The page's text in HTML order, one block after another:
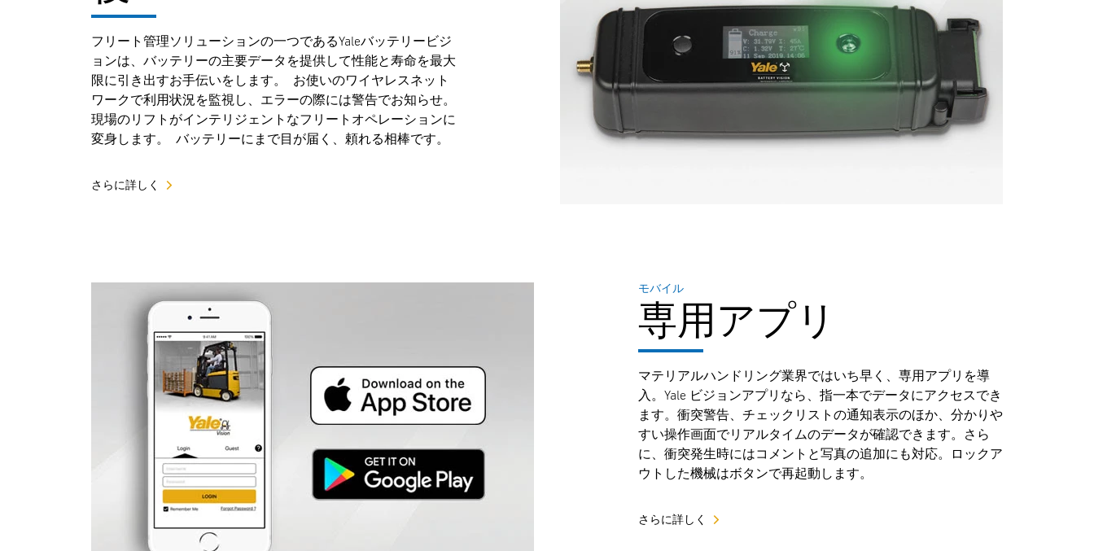
フリート管理ソリューションの一つであるYaleバッテリービジ
ョンは、バッテリーの主要データを提供して性能と寿命を最大
限に引き出すお手伝いをします。 お使いのワイヤレスネット
ワークで利用状況を監視し、エラーの際には警告でお知らせ。
現場のリフトがインテリジェントなフリートオペレーションに
変身します。 バッテリーにまで目が届く、頼れる相棒です。
さらに詳しく
モバイル
専用アプリ
マテリアルハンドリング業界ではいち早く、専用アプリを導
入。Yale ビジョンアプリなら、指一本でデータにアクセスでき
ます。衝突警告、チェックリストの通知表示のほか、分かりや
すい操作画面でリアルタイムのデータが確認できます。さら
に、衝突発生時にはコメントと写真の追加にも対応。ロックア
ウトした機械はボタンで再起動します。
さらに詳しく